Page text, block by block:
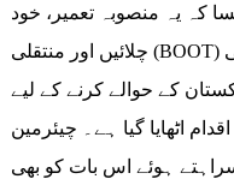
کہ یہ منصوبہ تعمیر، خود
چلائیں اور منتقلی (BOOT) کی بنیاد پر ہے، اس لیے ٹیکنالوجی کی
25 سال بعد پاکستان کے حوالے کرنے کے لیے
اٹھایا گیا ہے۔ چیئرمین
ہوئے اس بات کو بھی